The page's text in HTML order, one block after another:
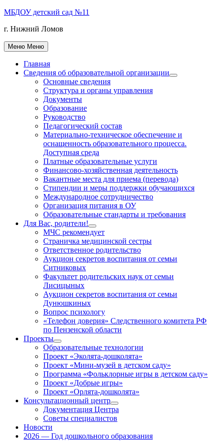
Перейти
содержимому
МБДОУ детский сад №11
г. Нижний Ломов
Меню Меню
Главная
Сведения об образовательной организации
Показать
Основные сведения
Структура и органы управления
Документы
Образование
Руководство
Педагогический состав
Материально-техническое обеспечение и
оснащенность образовательного процесса.
Доступная среда
Платные образовательные услуги
Финансово-хозяйственная деятельность
Вакантные места для приема (перевода)
Стипендии и меры поддержки обучающихся
Международное сотрудничество
Организация питания в ОУ
Образовательные стандарты и требования
Для Вас, родители!
Показать
подменю
МЧС рекомендует
Страничка медицинской сестры
Ответственное родительство
Аукцион секретов воспитания от семьи
Ситниковых
Факультет родительских наук от семьи
Лисицыных
Аукцион секретов воспитания от семьи
Дунюшкиных
Вопрос психологу
«Телефон доверия» Следственного комитета РФ
по Пензенской области
Проекты
Показать
подменю
Образовательные технологии
Проект «Эколята-дошколята»
Проект «Мини-музей в детском саду»
Программа «Фольклорные игры в детском саду»
Проект «Добрые игры»
Проект «Орлята-дошколята»
Консультационный центр
Показать
подменю
Документация Центра
Советы специалистов
Новости
2026 — Год дошкольного образования